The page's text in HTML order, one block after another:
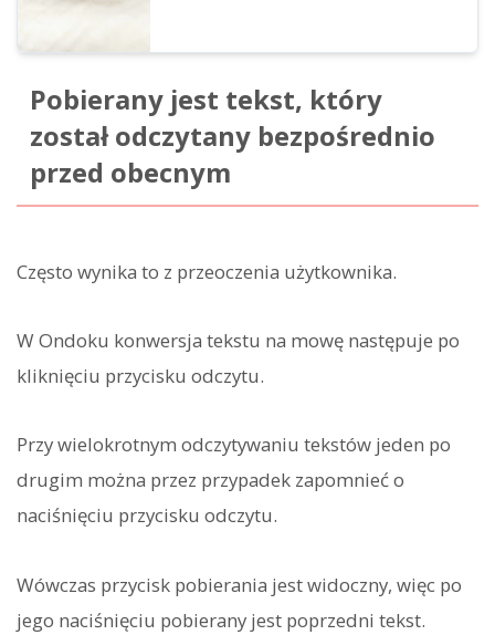
Pobierany jest tekst, który
został odczytany bezpośrednio
przed obecnym
Często wynika to z przeoczenia użytkownika.
W Ondoku konwersja tekstu na mowę następuje po
kliknięciu przycisku odczytu.
Przy wielokrotnym odczytywaniu tekstów jeden po
drugim można przez przypadek zapomnieć o
naciśnięciu przycisku odczytu.
Wówczas przycisk pobierania jest widoczny, więc po
jego naciśnięciu pobierany jest poprzedni tekst.